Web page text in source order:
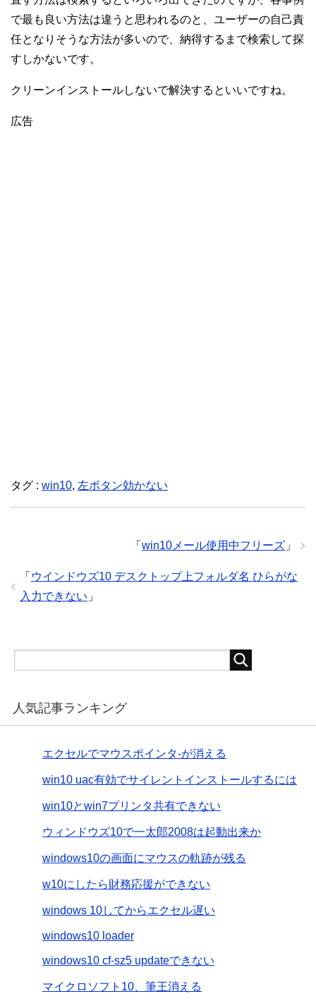
で最も良い方法は違うと思われるのと、ユーザーの自己責
任となりそうな方法が多いので、納得するまで検索して探
すしかないです。
クリーンインストールしないで解決するといいですね。
広告
タグ : win10, 左ボタン効かない
「 win10メール使用中フリーズ 」
「 ウインドウズ10 デスクトップ上フォルダ名 ひらがな
入力できない 」
人気記事ランキング
エクセルでマウスポインタ-が消える
win10 uac有効でサイレントインストールするには
win10とwin7プリンタ共有できない
ウィンドウズ10で一太郎2008は起動出来か
windows10の画面にマウスの軌跡が残る
w10にしたら財務応援ができない
windows 10してからエクセル遅い
windows10 loader
windows10 cf-sz5 updateできない
マイクロソフト10、筆王消える